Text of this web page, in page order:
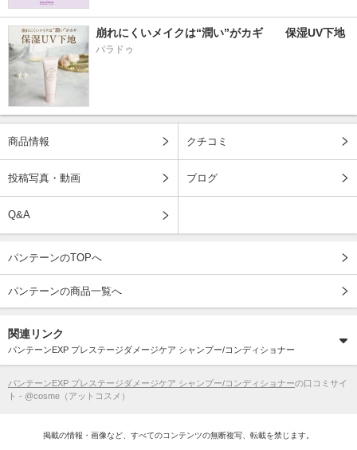
崩れにくいメイクは“潤い”がカギ　　保湿UV下地
パラドゥ
商品情報 クチコミ
投稿写真・動画 ブログ
Q&A
パンテーンのTOPへ
パンテーンの商品一覧へ
関連リンク
パンテーンEXP プレステージダメージケア シャンプー/コンディショナー
パンテーンEXP プレステージダメージケア シャンプー/コンディショナーの口コミサイ
ト - @cosme（アットコスメ）
掲載の情報・画像など、すべてのコンテンツの無断複写、転載を禁じます。